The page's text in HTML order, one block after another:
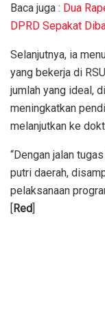
Baca juga : Dua
DPRD Sepakat
Selanjutnya, ia
yang bekerja di
jumlah yang ideal,
meningkatkan
melanjutkan ke
“Dengan jalan
putri daerah,
pelaksanaan
[Red]